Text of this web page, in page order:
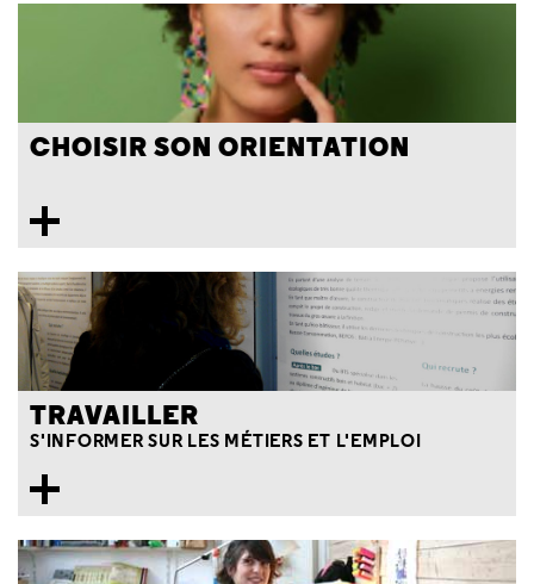
CHOISIR SON ORIENTATION
TRAVAILLER
S'INFORMER SUR LES MÉTIERS ET L'EMPLOI